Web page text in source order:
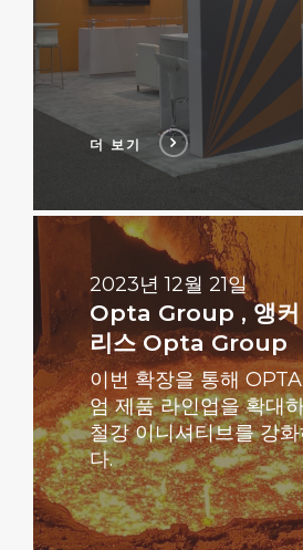
더 보기
2023년 12월 21일
Opta Group , 앵커
리스 Opta Group
이번 확장을 통해
엄 제품 라인업을 확대
철강 이니셔티브를 강
다.
더
보
기